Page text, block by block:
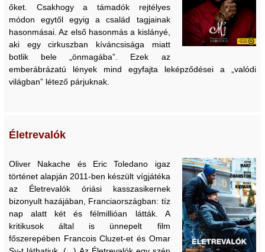
őket. Csakhogy a támadók rejtélyes
módon egytől egyig a család tagjainak
hasonmásai. Az első hasonmás a kislányé,
aki egy cirkuszban kíváncsisága miatt
botlik bele „önmagába”. Ezek az
emberábrázatú lények mind egyfajta leképződései a „valódi
világban” létező párjuknak.
Életrevalók
Oliver Nakache és Eric Toledano igaz
történet alapján 2011-ben készült vígjátéka
az Életrevalók óriási kasszasikernek
bizonyult hazájában, Franciaországban: tíz
nap alatt két és félmillióan látták. A
kritikusok által is ünnepelt film
főszerepében Francois Cluzet-et és Omar